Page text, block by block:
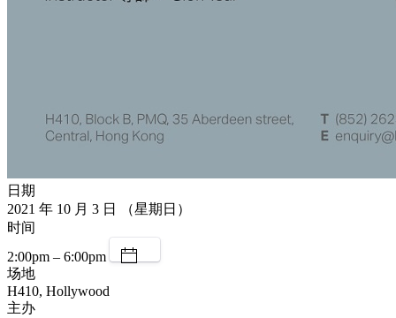
日期
2021 年 10 月 3 日 （星期日）
时间
2:00pm – 6:00pm
场地
H410, Hollywood
主办